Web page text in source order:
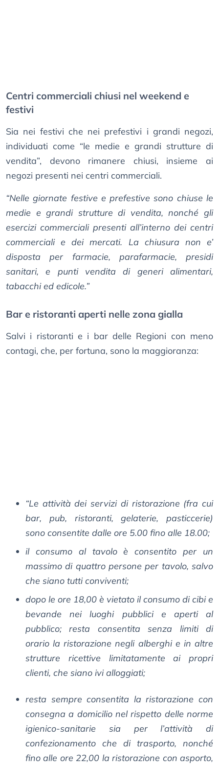
Centri commerciali chiusi nel weekend e
festivi
Sia nei festivi che nei prefestivi i grandi negozi,
individuati come “le medie e grandi strutture di
vendita”, devono rimanere chiusi, insieme ai
negozi presenti nei centri commerciali.
“Nelle giornate festive e prefestive sono chiuse le
medie e grandi strutture di vendita, nonché gli
esercizi commerciali presenti all’interno dei centri
commerciali e dei mercati. La chiusura non e’
disposta per farmacie, parafarmacie, presidi
sanitari, e punti vendita di generi alimentari,
tabacchi ed edicole.”
Bar e ristoranti aperti nelle zona gialla
Salvi i ristoranti e i bar delle Regioni con meno
contagi, che, per fortuna, sono la maggioranza:
“Le attività dei servizi di ristorazione (fra cui
bar, pub, ristoranti, gelaterie, pasticcerie)
sono consentite dalle ore 5.00 fino alle 18.00;
il consumo al tavolo è consentito per un
massimo di quattro persone per tavolo, salvo
che siano tutti conviventi;
dopo le ore 18,00 è vietato il consumo di cibi e
bevande nei luoghi pubblici e aperti al
pubblico; resta consentita senza limiti di
orario la ristorazione negli alberghi e in altre
strutture ricettive limitatamente ai propri
clienti, che siano ivi alloggiati;
resta sempre consentita la ristorazione con
consegna a domicilio nel rispetto delle norme
igienico-sanitarie sia per l’attività di
confezionamento che di trasporto, nonché
fino alle ore 22,00 la ristorazione con asporto,